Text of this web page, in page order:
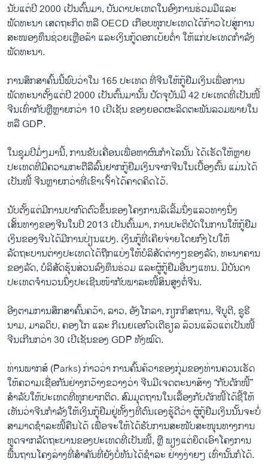
ນັບແຕ່ປີ 2000 ເປັນຕົ້ນມາ, ບັນດາປະເທດໃນອົງການຮ່ວມມືແລະ
ພັດທະນາ ເສດຖະກິດ ຫລື OECD ເກືອບທຸກປະເທດໄດ້ກ້າວໄປສູ່ການ
ສະໜອງທຶນຊ່ວຍເຫຼືອລ້າ ແລະເງິນກູ້ດອກເບ້ຍຕໍ່າ ໃຫ້ແກ່ປະເທດກຳລັງ
ພັດທະນາ.
ການສຶກສາຄົ້ນນີ້ພົບວ່າໃນ 165 ປະເທດ ທີ່ຈີນໃຫ້ກູ້ຢືມເງິນເພື່ອການ
ພັດທະນາຕັ້ງແຕ່ປີ 2000 ເປັນຕົ້ນມານັ້ນ ປັດຈຸບັນມີ 42 ປະເທດທີ່ເປັນໜີ້
ຈີນເທົ່າກັບຫຼືຫຼາຍກວ່າ 10 ເປີເຊັນ ຂອງຍອດຜະລິດຕະພັນລວມພາຍໃນ
ຫລື GDP.
ໃນຊຸມປີມໍ່ໆມານີ້, ການຂັບເຄື່ອນເພື່ອຫາຜົນກໍາໄລນັ້ນ ໄດ້ເຮັດໃຫ້ຫຼາຍ
ປະເທດທີ່ມີຄວາມກະຕືລືລົ້ນຢາກກູ້ຢືມເງິນຈາກຈີນໃນເບື້ອງຕົ້ນ ແມ່ນໄດ້
ເປັນໜີ້ ຈີນຫຼາຍກວ່າທີ່ເຂົາເຈົ້າໄດ້ຄາດຄິດໄວ້.
ນັບຕັ້ງແຕ່ມີການປາກົດຕົວຂຶ້ນຂອງໂຄງການລິເລີ້ມນຶ່ງແລວທາງນຶ່ງ
ເສັ້ນທາງຂອງຈີນໃນປີ 2013 ເປັນຕົ້ນມາ, ການປະຕິບັດໃນການໃຫ້ກູ້ຢືມ
ເງິນຂອງຈີນໄດ້ມີການປ່ຽນແປງ. ເງິນກູ້ທີ່ເຄີຍຈ່າຍໂດຍກົງໄປໃຫ້
ລັດຖະບານຕ່າງປະເທດໄດ້ຖືກແບ່ງໃຫ້ບໍລິສັດຕ່າງໆຂອງລັດ, ທະນາຄານ
ຂອງລັດ, ບໍລິສັດຮຸ້ນສ່ວນລົງທຶນຮ່ວມ ແລະຜູ້ກູ້ຢືມອື່ນໆແທນ. ມີບັນດາ
ປະເທດຈໍານວນນຶ່ງປະເຊີນໜ້າກັບພາລະໜີ້ສິນສູງຕໍ່ຈີນ.
ອີງຕາມການສຶກສາຄົ້ນຄວ້າ, ລາວ, ອັງໂກລາ, ກຽກກິສຖານ, ຈີບູຕີ, ຊູຣີ
ນາມ, ມາລດິບ, ຄອງໂກ ແລະ ກີເນຍເອກົວເຕີຣຽລ ລ້ວນແລ້ວແຕ່ເປັນໜີ້
ຈີນເກີນກວ່າ 30 ເປີເຊັນຂອງ GDP ທັງໝົດ.
ທ່ານພາກສ໌ (Parks) ກ່າວວ່າ ການຄົ້ນຄ້ວາຂອງກຸ່ມຂອງທ່ານຄວນເຮັດ
ໃຫ້ຄວາມເຊື່ອກັນຢ່າງກວ້າງຂວາງວ່າ ຈີນມີເຈດຕະນາສ້າງ “ກັບດັກໜີ້”
ສຳລັບໃຫ້ປະເທດທີ່ທຸກຍາກຕິດ. ສົມມຸດຖານໃນເລື້ອງກັບດັກໜີ້ໄດ້ຊີ້ໃຫ້
ເຫັນວ່າຈີນກໍາລັງໃຫ້ເງິນກູ້ຢືມຢູ່ທັ້ງໆທີ່ຕົນເອງຮູ້ດີວ່າ ຜູ້ກູ້ຢືມເງິນນັ້ນຈະບໍ່
ສາມາດຊໍາລະໜີ້ຄືນໄດ້ ເພື່ອຈະໃຫ້ໄດ້ຮັບການສະໜັບສະໜຸນທາງການ
ທູດຈາກລັດຖະບານຂອງປະເທດທີ່ເປັນໜີ້, ຫຼື ພຽງແຕ່ຍຶດເອົາໂຄງການ
ພື້ນຖານໂຄງລ່າງທີ່ສໍາຄັນທີ່ຍັງບໍ່ທັນໄດ້ຊໍາລະ ຢ່າງງ່າຍໆ ເທົ່ານັ້ນກໍໄດ້.